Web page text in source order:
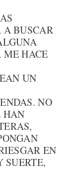
A BUSCAR
ME HACE
UN
NO
HAN
EN
SUERTE,